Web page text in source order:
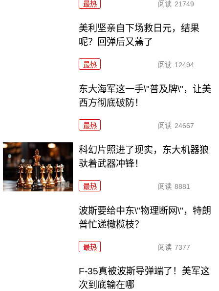
最热 阅读 21749
美利坚亲自下场救日元，结果
呢？回弹后又蔫了
最热 阅读 12494
东大海军这一手\"普及牌\"，让美
西方彻底破防！
最热 阅读 24667
科幻片照进了现实，东大机器狼
驮着武器冲锋！
最热 阅读 8881
波斯要给中东\"物理断网\"，特朗
普忙递橄榄枝？
最热 阅读 7377
F-35真被波斯导弹端了！美军这
次到底输在哪